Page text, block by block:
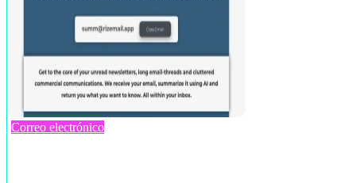
Correo electrónico